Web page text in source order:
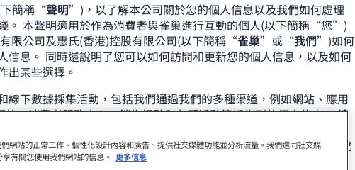
下簡稱“聲明”)，以了解本公司關於您的個人信息以及我們如何處理
。 本聲明適用於作為消費者與雀巢進行互動的個人(以下簡稱“您”)
限公司及惠氏(香港)控股有限公司(以下簡稱“雀巢”或“我們”)如何
信息。 同時還說明了您可以如何訪問和更新您的個人信息，以及如何
出某些選擇。
線下數據採集活動，包括我們通過我們的多種渠道，例如網站、應用
絡、消費者服務中心、銷售網點和各種活動等採集到的個人信息。請
源(例如網站、線下活動)收集的個人信息進行整合。 為此，我們會將
合作夥伴收集的個人信息整合到一起。 如果您想知道如何拒絕該項處
息。
網站的正常工作、個性化設計內容和廣告、提供社交媒體功能並分析流量。我們還同社交媒
有關您使用我們網站的信息。 更多信息